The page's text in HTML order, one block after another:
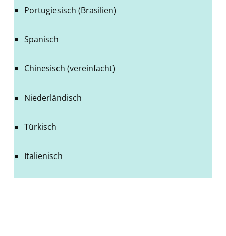
Portugiesisch (Brasilien)
Spanisch
Chinesisch (vereinfacht)
Niederländisch
Türkisch
Italienisch